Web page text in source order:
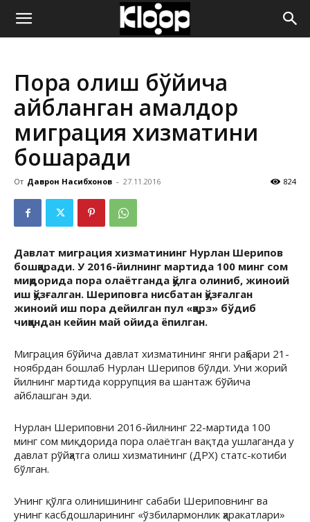
ҚИРҒИЗИСТОН
ЯНГИЛИКЛАРИ
Пора олиш бўйича
айбланган амалдор
миграция хизматини
бошқаради
От Даврон Насибхонов - 27.11.2016 824
Давлат миграция хизматининг Нурлан Шерипов
бошқаради. У 2016-йилнинг мартида 100 минг сом
миқдорида пора олаётганда қўлга олиниб, жиноий
иш қўзғалган. Шериповга нисбатан қўзғалган
жиноий иш пора дейилган пул «қарз» бўдиб
чиққандан кейин май ойида ёпилган.
Миграция бўйича давлат хизматининг янги раҳбари 21-
ноябрдан бошлаб Нурлан Шерипов бўлди. Уни жорий
йилнинг мартида коррупция ва шантаж бўйича
айблашган эди.
Нурлан Шериповни 2016-йилнинг 22-мартида 100
минг сом миқдорида пора олаётган вақтда ушлаганда у
давлат рўйҳатга олиш хизматининг (ДРХ) статс-котиби
бўлган.
Унинг қўлга олинишининг сабаби Шериповнинг ва
унинг касбдошларининг «ўзбилармонлик ҳаракатлари»